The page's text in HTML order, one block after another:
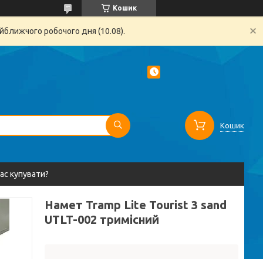
Кошик
робочого дня (10.08).
Кошик
купувати?
Намет Tramp Lite Tourist 3 sand
UTLT-002 тримісний